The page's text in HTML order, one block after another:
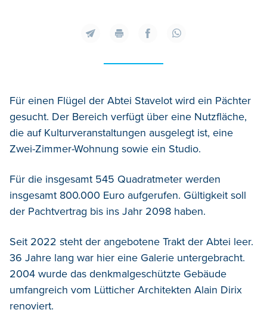
Für einen Flügel der Abtei Stavelot wird ein Pächter
gesucht. Der Bereich verfügt über eine Nutzfläche,
die auf Kulturveranstaltungen ausgelegt ist, eine
Zwei-Zimmer-Wohnung sowie ein Studio.
Für die insgesamt 545 Quadratmeter werden
insgesamt 800.000 Euro aufgerufen. Gültigkeit soll
der Pachtvertrag bis ins Jahr 2098 haben.
Seit 2022 steht der angebotene Trakt der Abtei leer.
36 Jahre lang war hier eine Galerie untergebracht.
2004 wurde das denkmalgeschützte Gebäude
umfangreich vom Lütticher Architekten Alain Dirix
renoviert.